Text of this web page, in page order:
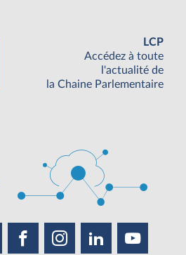
LCP
Accédez à toute
l'actualité de
la Chaine Parlementaire